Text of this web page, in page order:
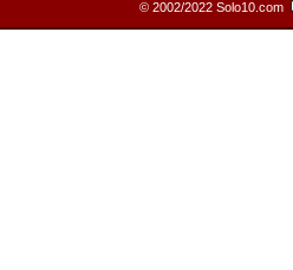
© 2002/2022 Solo10.com